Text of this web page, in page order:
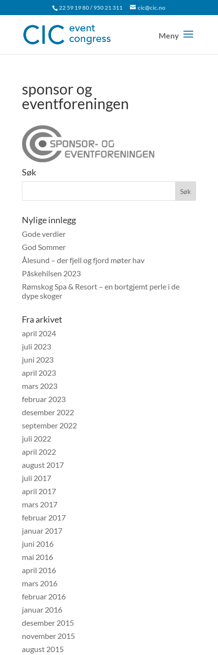
22 59 19 80 / 950 21 311 cic@cic.no
sponsor og
eventforeningen
Søk
Nylige innlegg
Gode verdier
God Sommer
Ålesund – der fjell og fjord møter hav
Påskehilsen 2023
Rømskog Spa & Resort – en bortgjemt perle i de
dype skoger
Fra arkivet
april 2024
juli 2023
juni 2023
april 2023
mars 2023
februar 2023
desember 2022
september 2022
juli 2022
april 2022
august 2017
juli 2017
april 2017
mars 2017
februar 2017
januar 2017
juni 2016
mai 2016
april 2016
mars 2016
februar 2016
januar 2016
desember 2015
november 2015
august 2015